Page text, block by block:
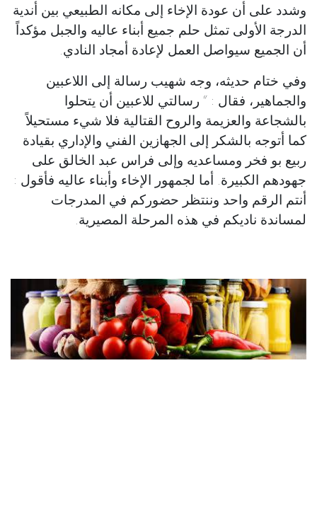
وشدد على أن عودة الإخاء إلى مكانه الطبيعي بين أندية
الدرجة الأولى تمثل حلم جميع أبناء عاليه والجبل مؤكداً
أن الجميع سيواصل العمل لإعادة أمجاد النادي.
وفي ختام حديثه، وجه شهيب رسالة إلى اللاعبين
والجماهير، فقال : “ رسالتي للاعبين أن يتحلوا
بالشجاعة والعزيمة والروح القتالية فلا شيء مستحيلاً
كما أتوجه بالشكر إلى الجهازين الفني والإداري بقيادة
ربيع بو فخر ومساعديه وإلى فراس عبد الخالق على
جهودهم الكبيرة. أما لجمهور الإخاء وأبناء عاليه فأقول :
أنتم الرقم واحد وننتظر حضوركم في المدرجات
لمساندة ناديكم في هذه المرحلة المصيرية.